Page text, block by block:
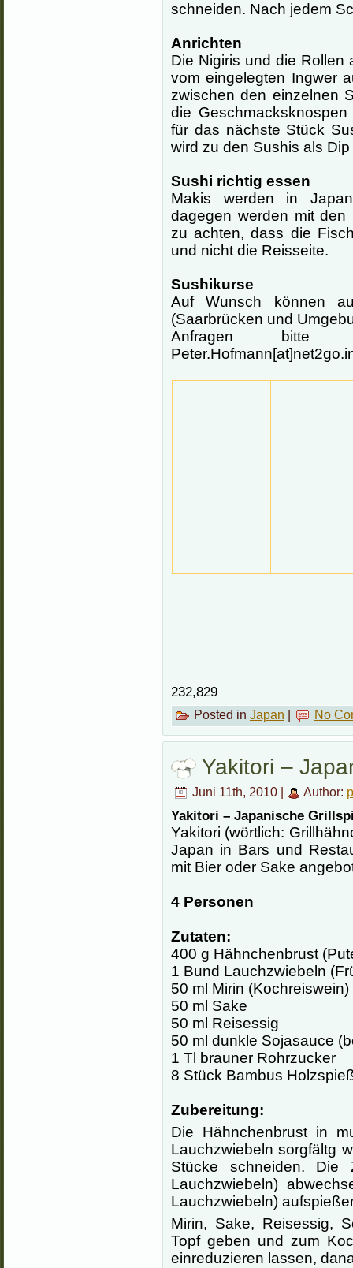
schneiden. Nach jedem
Anrichten
Die Nigiris und die Rollen
vom eingelegten Ingwer
zwischen den einzelnen
die
für das nächste Stück
wird zu den Sushis als
Sushi richtig essen
Makis werden in
dagegen werden mit
zu achten, dass die
und nicht die Reisseite.
Sushikurse
Auf Wunsch können
(Saarbrücken und
Anfragen bitte
232,829
Posted in Japan No
Yakitori –
Juni 11th, 2010 | Author:
Yakitori – Japanische
Yakitori (wörtlich:
Japan in Bars und
mit Bier oder Sake
4 Personen
Zutaten:
400 g Hähnchenbrust
1 Bund Lauchzwiebeln
50 ml Mirin (Kochreiswein)
50 ml Sake
50 ml Reisessig
50 ml dunkle Sojasauce
1 Tl brauner Rohrzucker
8 Stück Bambus
Zubereitung:
Die Hähnchenbrust in
Lauchzwiebeln sorgfältg
Stücke schneiden. Die
Lauchzwiebeln)
Lauchzwiebeln)
Mirin, Sake, Reisessig,
Topf geben und zum
einreduzieren lassen,